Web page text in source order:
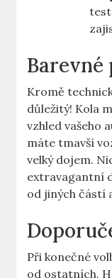
Barevné
Kromě
důležitý! Kola
vzhled vašeho
máte tmavší
velký dojem.
extravagantní
od jiných částí
Při konečné
od ostatních.